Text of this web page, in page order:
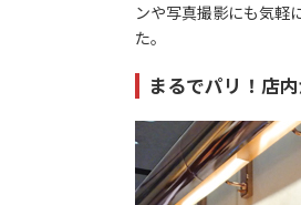
ンや写真撮影にも気軽
た。
まるでパリ！店